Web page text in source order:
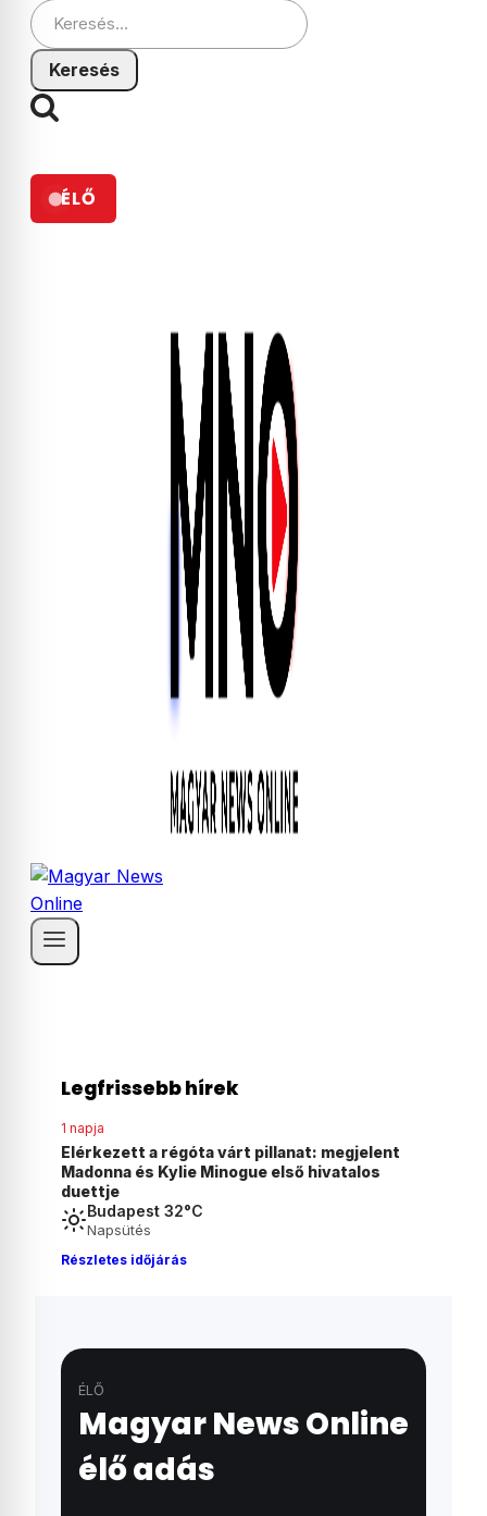
Keresés:
ÉLŐ
Legfrissebb hírek
1 napja
Kolumbia új elnöke repülőkről permetezné
gyomirtóval a kokacserjéket
Budapest 32°C
Napsütés
Részletes időjárás
ÉLŐ
Magyar News Online
élő adás